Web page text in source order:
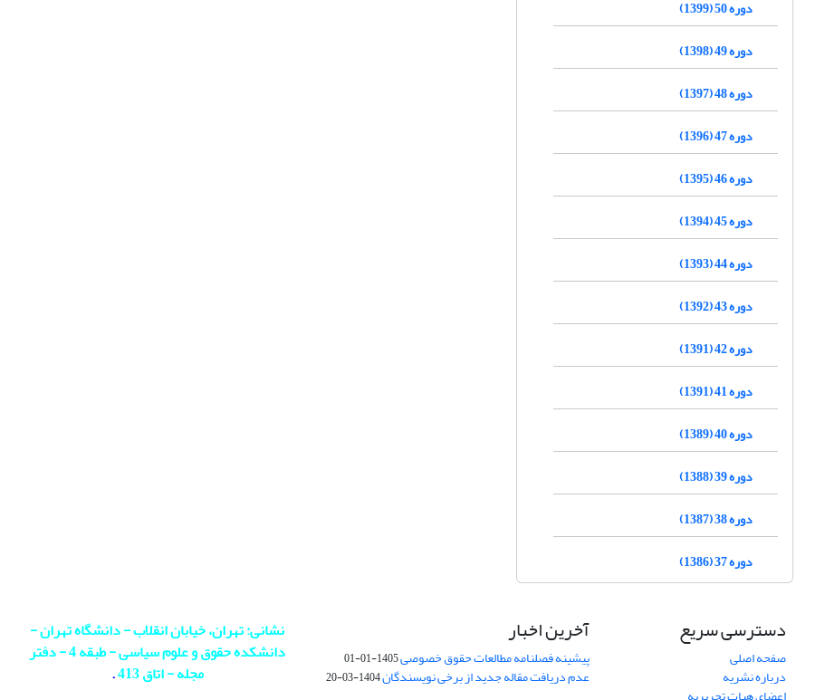
دوره 50 (1399)
دوره 49 (1398)
دوره 48 (1397)
دوره 47 (1396)
دوره 46 (1395)
دوره 45 (1394)
دوره 44 (1393)
دوره 43 (1392)
دوره 42 (1391)
دوره 41 (1391)
دوره 40 (1389)
دوره 39 (1388)
دوره 38 (1387)
دوره 37 (1386)
دسترسی سریع
صفحه اصلی
درباره نشریه
آخرین اخبار
پیشینه فصلنامه مطالعات حقوق خصوصی1405-01-01
عدم دریافت مقاله جدید از برخی نویسندگان1404-03-20
نشانی: تهران، خیابان انقلاب - دانشگاه تهران -
دانشکده حقوق و علوم سیاسی - طبقه 4 - دفتر
مجله - اتاق 413
.